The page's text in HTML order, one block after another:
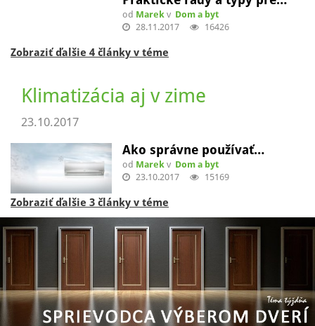
od Marek v Dom a byt
28.11.2017
16426
Zobraziť ďalšie 4 články v téme
Klimatizácia aj v zime
23.10.2017
Ako správne používať…
od Marek v Dom a byt
23.10.2017
15169
Zobraziť ďalšie 3 články v téme